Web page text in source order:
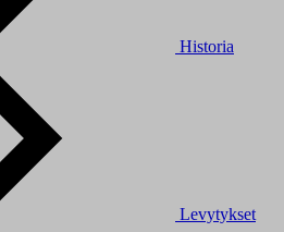
Historia
Levytykset